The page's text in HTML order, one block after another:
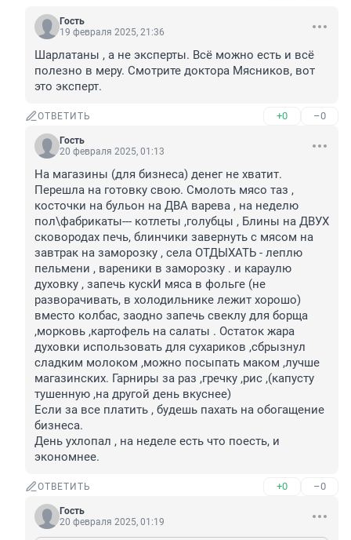
Гость
19 февраля 2025, 21:36
Шарлатаны , а не эксперты. Всё можно есть и всё
полезно в меру. Смотрите доктора Мясников, вот
это эксперт.
ОТВЕТИТЬ +0 –0
Гость
20 февраля 2025, 01:13
На магазины (для бизнеса) денег не хватит.
Перешла на готовку свою. Смолоть мясо таз ,
косточки на бульон на ДВА варева , на неделю
пол\фабрикаты--- котлеты ,голубцы , Блины на ДВУХ
сковородах печь, блинчики завернуть с мясом на
завтрак на заморозку , села ОТДЫХАТЬ - леплю
пельмени , вареники в заморозку . и караулю
духовку , запечь кускИ мяса в фольге (не
разворачивать, в холодильнике лежит хорошо)
вместо колбас, заодно запечь свеклу для борща
,морковь ,картофель на салаты . Остаток жара
духовки использовать для сухариков ,сбрызнул
сладким молоком ,можно посыпать маком ,лучше
магазинских. Гарниры за раз ,гречку ,рис ,(капусту
тушенную ,на другой день вкуснее)
Если за все платить , будешь пахать на обогащение
бизнеса.
День ухлопал , на неделе есть что поесть, и
экономнее.
ОТВЕТИТЬ +0 –0
Гость
20 февраля 2025, 01:19